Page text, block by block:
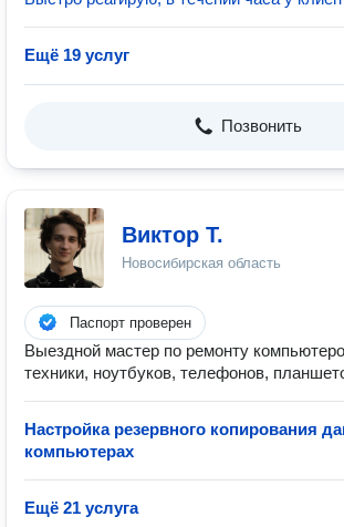
Ещё 19 услуг
Позвонить
Виктор Т.
Новосибирская область
Паспорт проверен
Выездной мастер по ремонту
техники, ноутбуков, телефонов,
Настройка резервного копирования
компьютерах
Ещё 21 услуга